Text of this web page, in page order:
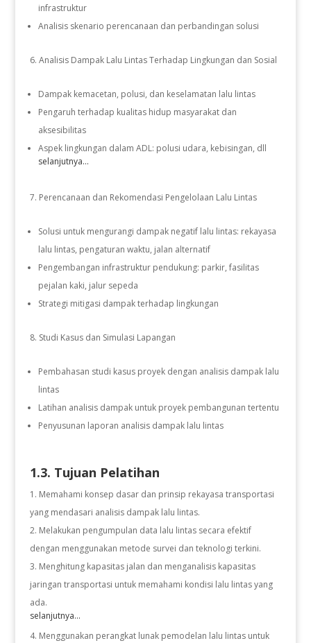
infrastruktur
Analisis skenario perencanaan dan perbandingan solusi
Analisis Dampak Lalu Lintas Terhadap Lingkungan dan Sosial
Dampak kemacetan, polusi, dan keselamatan lalu lintas
Pengaruh terhadap kualitas hidup masyarakat dan
aksesibilitas
Aspek lingkungan dalam ADL: polusi udara, kebisingan, dll
selanjutnya...
Perencanaan dan Rekomendasi Pengelolaan Lalu Lintas
Solusi untuk mengurangi dampak negatif lalu lintas: rekayasa
lalu lintas, pengaturan waktu, jalan alternatif
Pengembangan infrastruktur pendukung: parkir, fasilitas
pejalan kaki, jalur sepeda
Strategi mitigasi dampak terhadap lingkungan
Studi Kasus dan Simulasi Lapangan
Pembahasan studi kasus proyek dengan analisis dampak lalu
lintas
Latihan analisis dampak untuk proyek pembangunan tertentu
Penyusunan laporan analisis dampak lalu lintas
1.3. Tujuan Pelatihan
Memahami konsep dasar dan prinsip rekayasa transportasi
yang mendasari analisis dampak lalu lintas.
Melakukan pengumpulan data lalu lintas secara efektif
dengan menggunakan metode survei dan teknologi terkini.
Menghitung kapasitas jalan dan menganalisis kapasitas
jaringan transportasi untuk memahami kondisi lalu lintas yang
ada.
selanjutnya...
Menggunakan perangkat lunak pemodelan lalu lintas untuk